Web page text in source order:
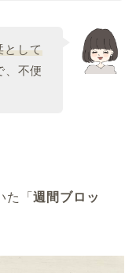
として
、不便
た「週間ブロッ